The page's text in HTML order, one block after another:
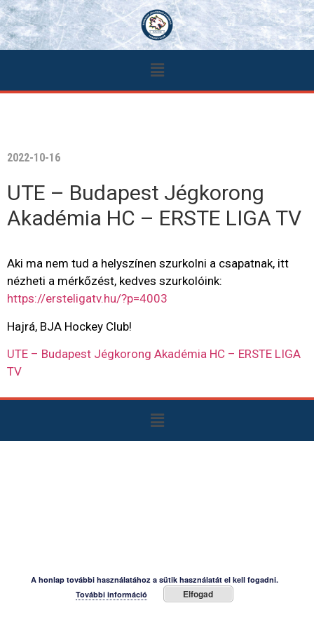
2022-10-16
UTE – Budapest Jégkorong
Akadémia HC – ERSTE LIGA TV
Aki ma nem tud a helyszínen szurkolni a csapatnak, itt
nézheti a mérkőzést, kedves szurkolóink:
https://ersteligatv.hu/?p=4003
Hajrá, BJA Hockey Club!
UTE – Budapest Jégkorong Akadémia HC – ERSTE LIGA
TV
A honlap további használatához a sütik használatát el kell fogadni.
További információ
Elfogad